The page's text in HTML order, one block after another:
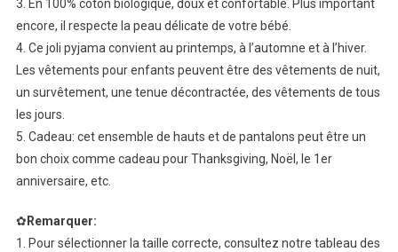
3. En 100% coton biologique, doux et confortable. Plus important
encore, il respecte la peau délicate de votre bébé.
4. Ce joli pyjama convient au printemps, à l’automne et à l’hiver.
Les vêtements pour enfants peuvent être des vêtements de nuit,
un survêtement, une tenue décontractée, des vêtements de tous
les jours.
5. Cadeau: cet ensemble de hauts et de pantalons peut être un
bon choix comme cadeau pour Thanksgiving, Noël, le 1er
anniversaire, etc.
✿ Remarquer:
1. Pour sélectionner la taille correcte, consultez notre tableau des